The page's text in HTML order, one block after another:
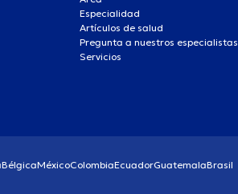
Especialidad
Artículos de salud
Pregunta a nuestros especialistas
Servicios
BélgicaMéxicoColombiaEcuadorGuatemalaBrasil